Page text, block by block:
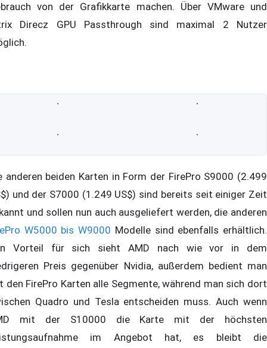
von der Grafikkarte machen. Über VMware und
Direcz GPU Passthrough sind maximal 2 Nutzer
anderen beiden Karten in Form der FirePro S9000 (2.499
und der S7000 (1.249 US$) sind bereits seit einiger Zeit
und sollen nun auch ausgeliefert werden, die anderen
W5000 bis W9000 Modelle sind ebenfalls erhältlich.
Vorteil für sich sieht AMD nach wie vor in dem
Preis gegenüber Nvidia, außerdem bedient man
den FirePro Karten alle Segmente, während man sich dort
Quadro und Tesla entscheiden muss. Auch wenn
mit der S10000 die Karte mit der höchsten
im Angebot hat, es bleibt die